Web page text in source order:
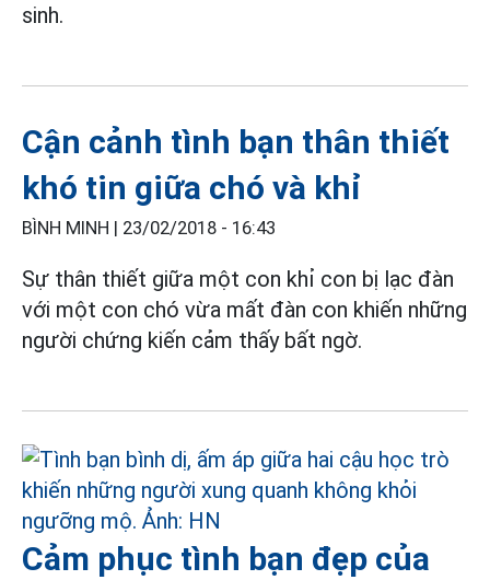
sinh.
Cận cảnh tình bạn thân thiết
khó tin giữa chó và khỉ
BÌNH MINH | 23/02/2018 - 16:43
Sự thân thiết giữa một con khỉ con bị lạc đàn
với một con chó vừa mất đàn con khiến những
người chứng kiến cảm thấy bất ngờ.
Cảm phục tình bạn đẹp của